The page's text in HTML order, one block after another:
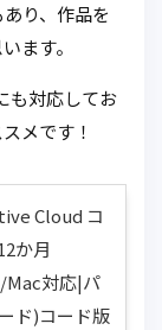
り、作品を
ます。
も対応してお
メです！
Cloud コ
か月
対応|パ
ド)コード版